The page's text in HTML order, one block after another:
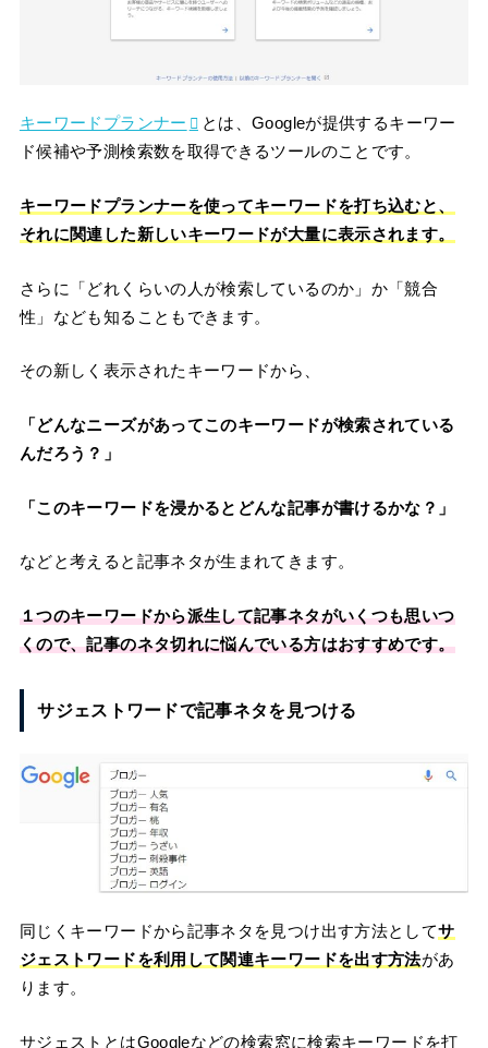
キーワードプランナー
とは、Googleが提供するキーワー
ド候補や予測検索数を取得できるツールのことです。
キーワードプランナーを使ってキーワードを打ち込むと、
それに関連した新しいキーワードが大量に表示されます。
さらに「どれくらいの人が検索しているのか」か「競合
性」なども知ることもできます。
その新しく表示されたキーワードから、
「どんなニーズがあってこのキーワードが検索されている
んだろう？」
「このキーワードを浸かるとどんな記事が書けるかな？」
などと考えると記事ネタが生まれてきます。
１つのキーワードから派生して記事ネタがいくつも思いつ
くので、記事のネタ切れに悩んでいる方はおすすめです。
サジェストワードで記事ネタを見つける
同じくキーワードから記事ネタを見つけ出す方法としてサ
ジェストワードを利用して関連キーワードを出す方法があ
ります。
サジェストとはGoogleなどの検索窓に検索キーワードを打